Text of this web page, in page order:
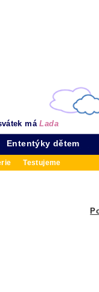
máLada
Testujeme
Ententýky dětem